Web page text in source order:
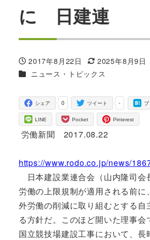
に 日建連
投稿日
2017年8月22日
更新日
2025年8月9日
カテゴリー
ニュース・トピックス
0
シェア -
ツイート ブ
LINE Pocket Pinterest
労働新聞 2017.08.22
https://www.rodo.co.jp/news/
日本建設業連合会（山内隆司会
労働の上限規制が適用される前に
外労働の削減に取り組むとする自
る方針だ。このほど開いた理事会
国立競技場建設工事において、長